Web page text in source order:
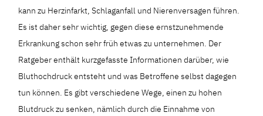
kann zu Herzinfarkt, Schlaganfall und Nierenversagen führen.
Es ist daher sehr wichtig, gegen diese ernstzunehmende
Erkrankung schon sehr früh etwas zu unternehmen. Der
Ratgeber enthält kurzgefasste Informationen darüber, wie
Bluthochdruck entsteht und was Betroffene selbst dagegen
tun können. Es gibt verschiedene Wege, einen zu hohen
Blutdruck zu senken, nämlich durch die Einnahme von